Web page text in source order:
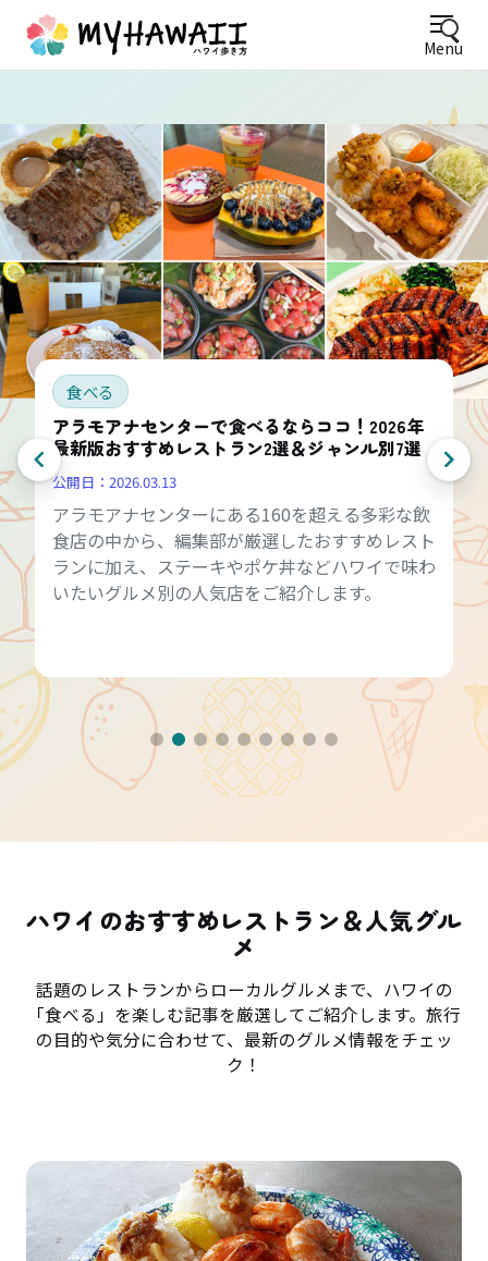
Menu
食べる
アラモアナセンターで食べるならココ！2026年
最新版おすすめレストラン2選＆ジャンル別7選
公開日： 2026.03.13
アラモアナセンターにある160を超える多彩な飲
食店の中から、編集部が厳選したおすすめレスト
ランに加え、ステーキやポケ丼などハワイで味わ
いたいグルメ別の人気店をご紹介します。
ハワイのおすすめレストラン＆人気グル
メ
話題のレストランからローカルグルメまで、ハワイの
「食べる」を楽しむ記事を厳選してご紹介します。旅行
の目的や気分に合わせて、最新のグルメ情報をチェッ
ク！